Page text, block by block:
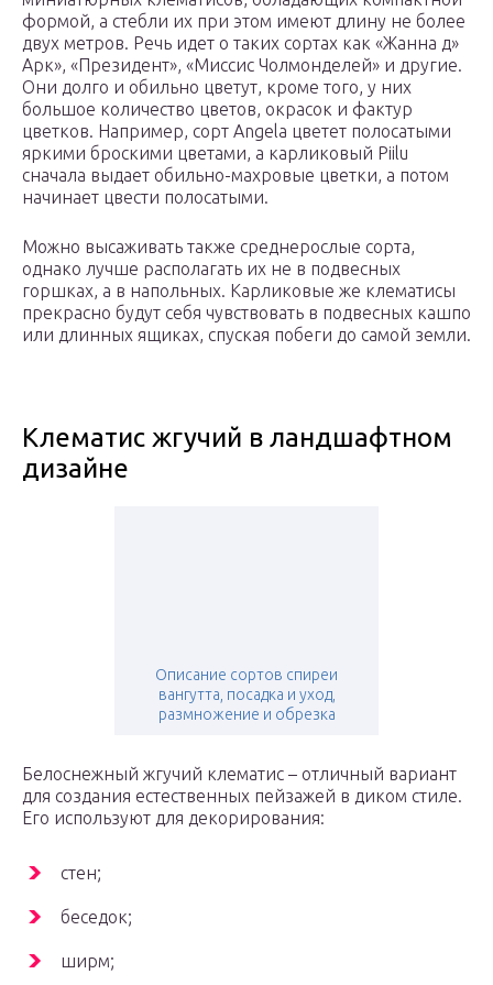
формой, а стебли их при этом имеют длину не более
двух метров. Речь идет о таких сортах как «Жанна д»
Арк», «Президент», «Миссис Чолмонделей» и другие.
Они долго и обильно цветут, кроме того, у них
большое количество цветов, окрасок и фактур
цветков. Например, сорт Angela цветет полосатыми
яркими броскими цветами, а карликовый Piilu
сначала выдает обильно-махровые цветки, а потом
начинает цвести полосатыми.
Можно высаживать также среднерослые сорта,
однако лучше располагать их не в подвесных
горшках, а в напольных. Карликовые же клематисы
прекрасно будут себя чувствовать в подвесных кашпо
или длинных ящиках, спуская побеги до самой земли.
Клематис жгучий в ландшафтном
дизайне
Описание сортов спиреи
вангутта, посадка и уход,
размножение и обрезка
Белоснежный жгучий клематис – отличный вариант
для создания естественных пейзажей в диком стиле.
Его используют для декорирования:
стен;
беседок;
ширм;